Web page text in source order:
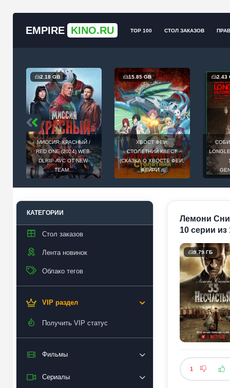
EMPIRE KINO.RU TOP 100 СТОЛ ЗАКАЗОВ
МИССИЯ: КРАСНЫЙ /
RED ONE (2024) WEB-
DLRIP-AVC ОТ NEW-
TEAM...
ХВОСТ ФЕИ:
СТОЛЕТНИЙ КВЕСТ
(СКАЗКА О ХВОСТЕ ФЕИ,
ФЕЙРИ...
2.43 GB
СОБИРАТЕЛЬ ДУШ /
LONGLEGS (2024)
1080P ОТ
GENERALFILM...
КАТЕГОРИИ
Стол заказов
Лента новинок
Облако тегов
VIP раздел
Получить VIP статус
Фильмы
Сериалы
Лемони
10 серии из
9.79 ГБ
1